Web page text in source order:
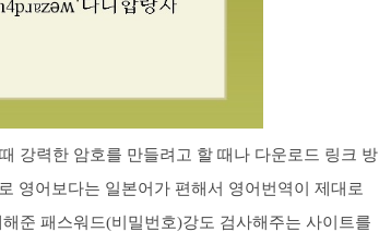
강력한 암호를 만들려고 할 때나 다운로드 링크 방
영어보다는 일본어가 편해서 영어번역이 제대로
준 패스워드(비밀번호)강도 검사해주는 사이트를